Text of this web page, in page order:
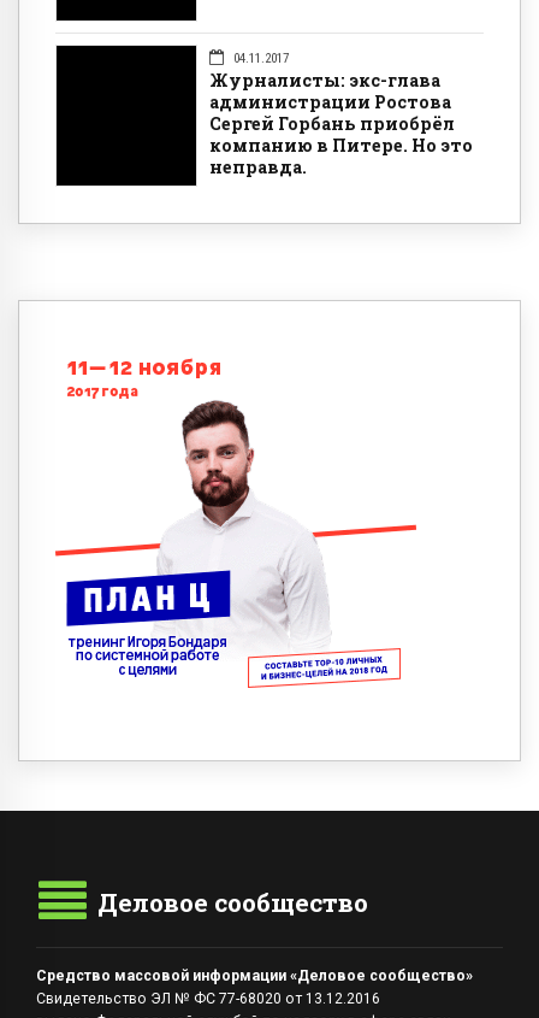
04.11.2017
Журналисты: экс-глава
администрации Ростова
Сергей Горбань приобрёл
компанию в Питере. Но это
неправда.
Деловое сообщество
Средство массовой информации «Деловое сообщество»
Свидетельство ЭЛ № ФС 77-68020 от 13.12.2016